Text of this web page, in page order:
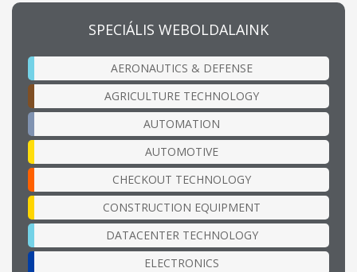
SPECIÁLIS WEBOLDALAINK
AERONAUTICS & DEFENSE
AGRICULTURE TECHNOLOGY
AUTOMATION
AUTOMOTIVE
CHECKOUT TECHNOLOGY
CONSTRUCTION EQUIPMENT
DATACENTER TECHNOLOGY
ELECTRONICS